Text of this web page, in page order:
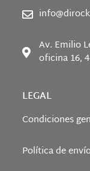
Av. Emilio
oficina 16,
LEGAL
Condiciones
Política de